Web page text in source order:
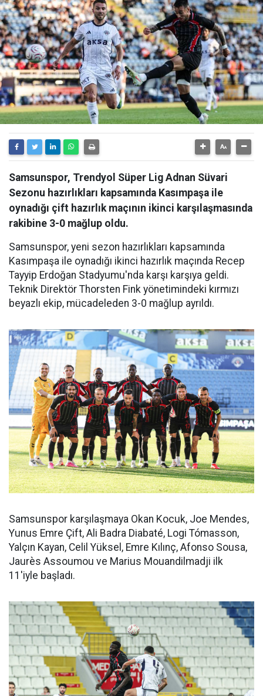
Samsunspor, Trendyol Süper Lig Adnan Süvari
Sezonu hazırlıkları kapsamında Kasımpaşa ile
oynadığı çift hazırlık maçının ikinci karşılaşmasında
rakibine 3-0 mağlup oldu.
Samsunspor, yeni sezon hazırlıkları kapsamında
Kasımpaşa ile oynadığı ikinci hazırlık maçında Recep
Tayyip Erdoğan Stadyumu'nda karşı karşıya geldi.
Teknik Direktör Thorsten Fink yönetimindeki kırmızı
beyazlı ekip, mücadeleden 3-0 mağlup ayrıldı.
Samsunspor karşılaşmaya Okan Kocuk, Joe Mendes,
Yunus Emre Çift, Ali Badra Diabaté, Logi Tómasson,
Yalçın Kayan, Celil Yüksel, Emre Kılınç, Afonso Sousa,
Jaurès Assoumou ve Marius Mouandilmadji ilk
11'iyle başladı.